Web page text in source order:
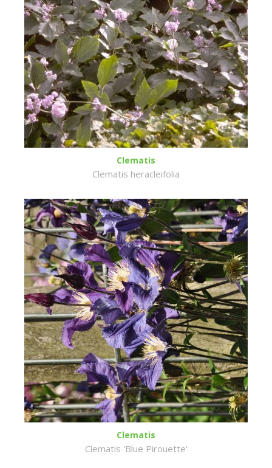
Clematis
Clematis heracleifolia
Clematis
Clematis 'Blue Pirouette'